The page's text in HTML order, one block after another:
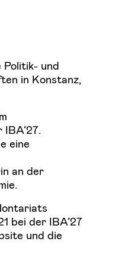
und
in Konstanz,
eine
an der
bei der IBA’27
und die